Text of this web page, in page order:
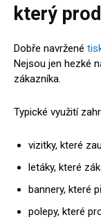
který
Dobře navržené
Nejsou jen hezké
zákazníka.
Typické využití
vizitky, které
letáky, které
bannery, které
polepy, které